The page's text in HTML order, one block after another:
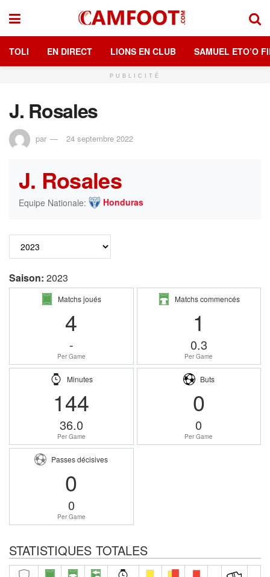
TOLI EN DIRECT LIONS EN CLUB SAMUEL ETO’O
PUBLICITÉ
J. Rosales
par 24 septembre 2022
J. Rosales
Equipe Nationale: Honduras
Saison: 2023
Matchs joués
4
-
Per Game
Matchs commencés
1
0.3
Per Game
Minutes
144
36.0
Per Game
Buts
0
0
Per Game
Passes décisives
0
0
Per Game
STATISTIQUES TOTALES